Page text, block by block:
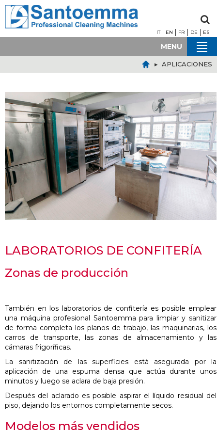
IT EN FR DE ES
MENU
▸ APLICACIONES
LABORATORIOS DE CONFITERÍA
Zonas de producción
También en los laboratorios de confitería es posible emplear
una máquina profesional Santoemma para limpiar y sanitizar
de forma completa los planos de trabajo, las maquinarias, los
carros de transporte, las zonas de almacenamiento y las
cámaras frigoríficas.
La sanitización de las superficies está asegurada por la
aplicación de una espuma densa que actúa durante unos
minutos y luego se aclara de baja presión.
Después del aclarado es posible aspirar el líquido residual del
piso, dejando los entornos completamente secos.
Modelos más vendidos